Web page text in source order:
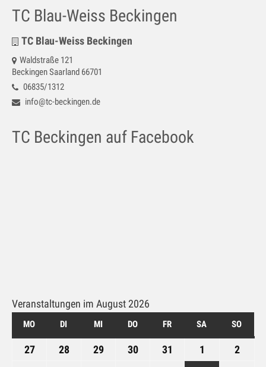
TC Blau-Weiss Beckingen
TC Blau-Weiss Beckingen
Waldstraße 121
Beckingen Saarland 66701
06835/1312
info@tc-beckingen.de
TC Beckingen auf Facebook
Veranstaltungen im August 2026
MO MONTAG
DI DIENSTAG
MI MITTWOCH
DODONNERSTAG
FRFREITAGSA SAMSTAG
SO
2727.
2828.
2929.
3030.
31 1 22.